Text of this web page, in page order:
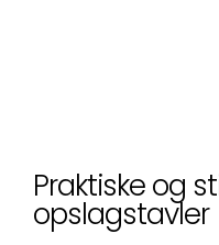
Praktiske og
opslagstavler